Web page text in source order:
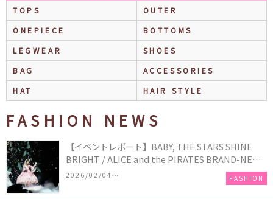
TOPS
OUTER
ONEPIECE
BOTTOMS
LEGWEAR
SHOES
BAG
ACCESSORIES
HAT
HAIR STYLE
FASHION NEWS
【イベントレポート】BABY, THE STARS SHINE
BRIGHT / ALICE and the PIRATES BRAND-NEW
COLLECTION in TOKYO
2026/02/04〜 FASHION